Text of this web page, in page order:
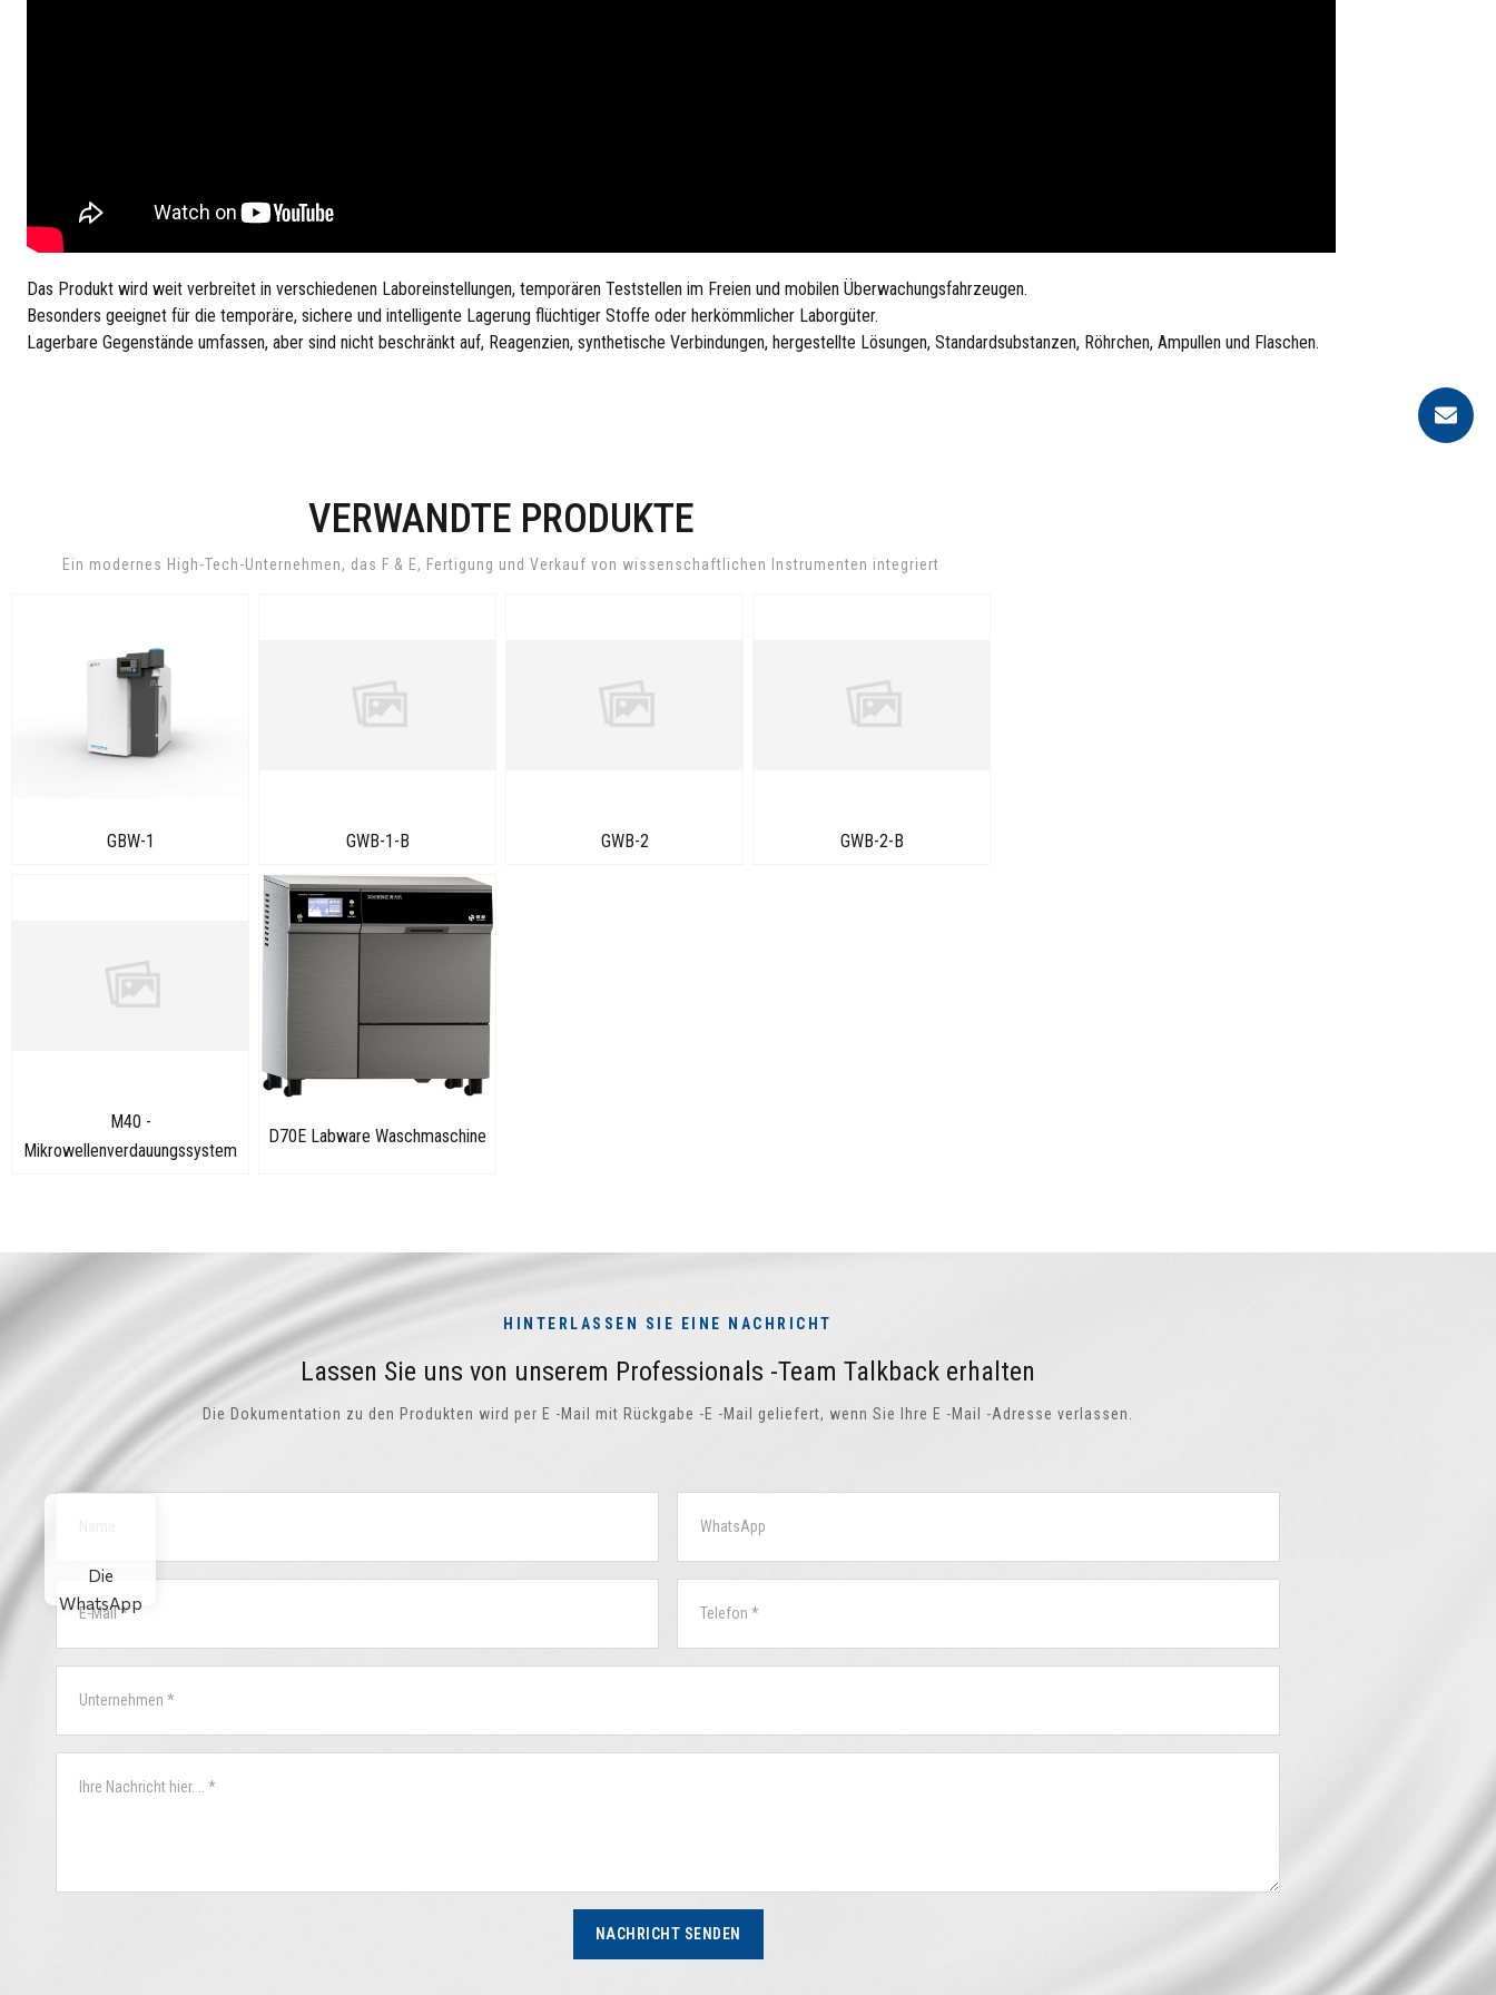
Das Produkt wird weit verbreitet in verschiedenen Laboreinstellungen, temporären Teststellen im Freien und mobilen Überwachungsfahrzeugen.
Besonders geeignet für die temporäre, sichere und intelligente Lagerung flüchtiger Stoffe oder herkömmlicher Laborgüter.
Lagerbare Gegenstände umfassen, aber sind nicht beschränkt auf, Reagenzien, synthetische Verbindungen, hergestellte Lösungen, Standardsubstanzen, Röhrchen, Ampullen und Flaschen.
VERWANDTE PRODUKTE
Ein modernes High-Tech-Unternehmen, das F & E, Fertigung und Verkauf von wissenschaftlichen Instrumenten integriert
GBW-1 GWB-1-B GWB-2 GWB-2-B
M40 -
Mikrowellenverdauungssystem
D70E Labware Waschmaschine
HINTERLASSEN SIE EINE NACHRICHT
Lassen Sie uns von unserem Professionals -Team Talkback erhalten
Die Dokumentation zu den Produkten wird per E -Mail mit Rückgabe -E -Mail geliefert, wenn Sie Ihre E -Mail -Adresse verlassen.
NACHRICHT SENDEN
Die
WhatsApp